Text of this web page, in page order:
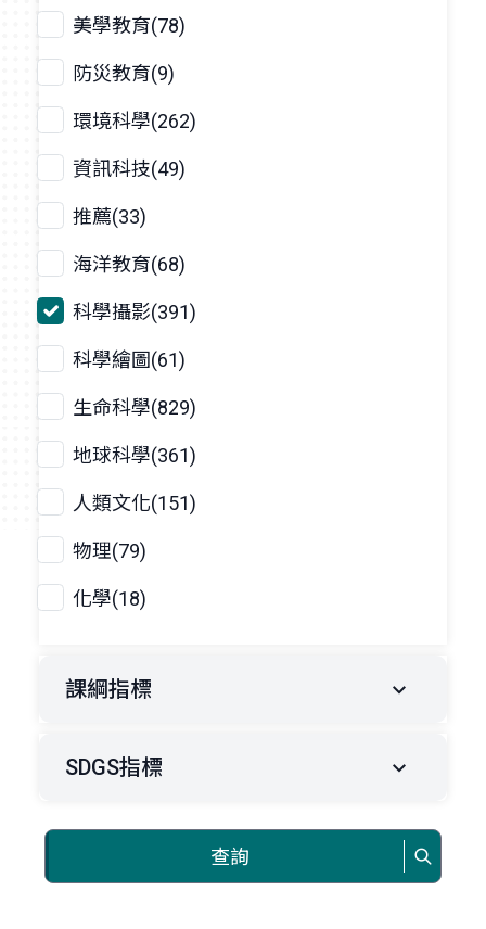
美學教育(78)
防災教育(9)
環境科學(262)
資訊科技(49)
推薦(33)
海洋教育(68)
科學攝影(391)
科學繪圖(61)
生命科學(829)
地球科學(361)
人類文化(151)
物理(79)
化學(18)
課綱指標
SDGS指標
查詢